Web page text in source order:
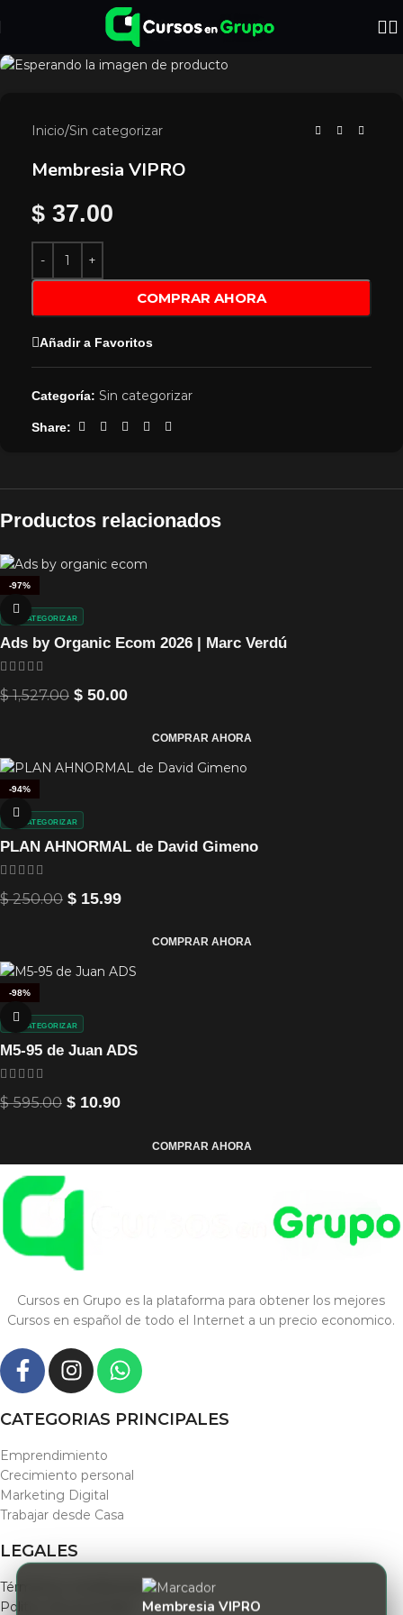
Inicio/Sin categorizar
Membresia VIPRO
$ 37.00
COMPRAR AHORA
Añadir a Favoritos
Categoría: Sin categorizar
Share:
Productos relacionados
-97%
Ads by Organic Ecom 2026 | Marc Verdú
SIN CATEGORIZAR
$1,527.00 $ 50.00
COMPRAR AHORA
-94%
PLAN AHNORMAL de David Gimeno
SIN CATEGORIZAR
$250.00 $ 15.99
COMPRAR AHORA
-98%
M5-95 de Juan ADS
SIN CATEGORIZAR
$595.00 $ 10.90
COMPRAR AHORA
Cursos en Grupo es la plataforma para obtener los mejores
Cursos en español de todo el Internet a un precio economico.
CATEGORIAS PRINCIPALES
Emprendimiento
Crecimiento personal
Marketing Digital
Trabajar desde Casa
LEGALES
Términos y condiciones
Politica de privacidad
Membresia VIPRO